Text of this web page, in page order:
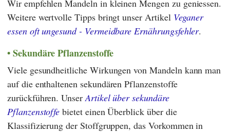
Wir empfehlen Mandeln in kleinen Mengen zu geniessen.
Weitere wertvolle Tipps bringt unser Artikel Veganer
essen oft ungesund - Vermeidbare Ernährungsfehler.
Sekundäre Pflanzenstoffe
Viele gesundheitliche Wirkungen von Mandeln kann man
auf die enthaltenen sekundären Pflanzenstoffe
zurückführen. Unser Artikel über sekundäre
Pflanzenstoffe bietet einen Überblick über die
Klassifizierung der Stoffgruppen, das Vorkommen in